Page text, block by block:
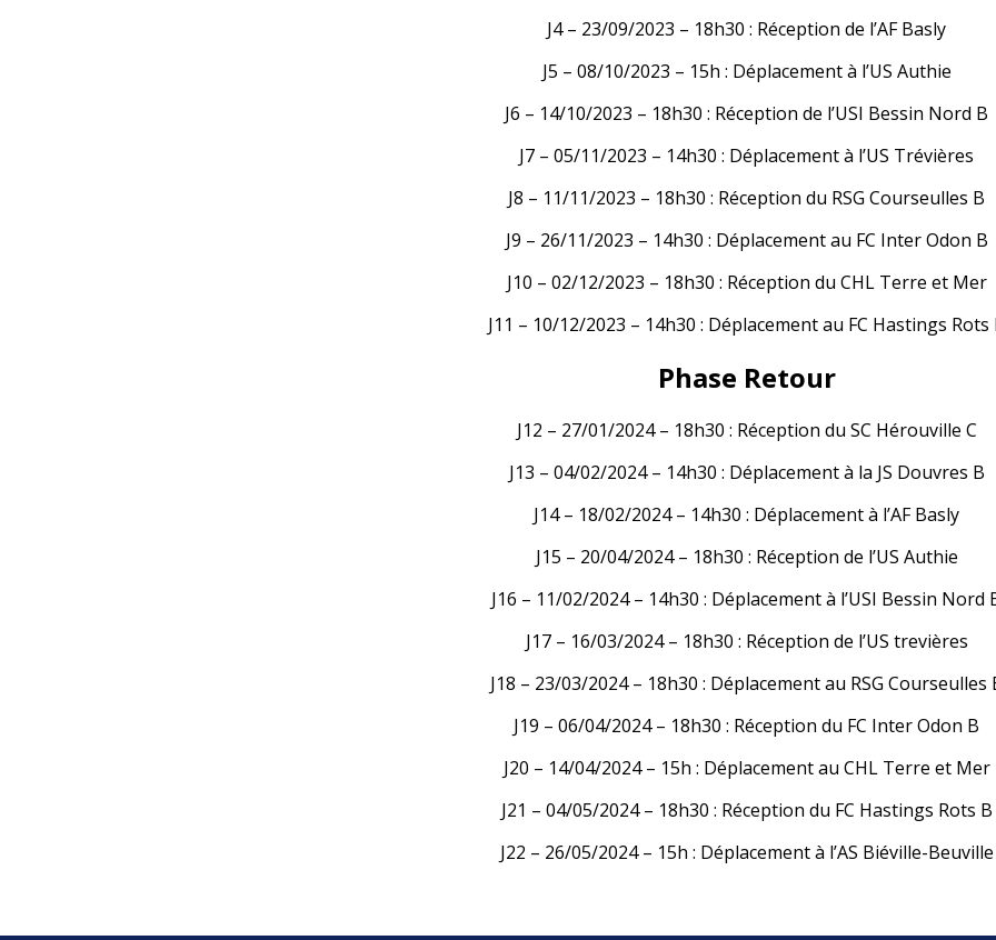
J4 – 23/09/2023 – 18h30 : Réception de l’AF Basly
J5 – 08/10/2023 – 15h : Déplacement à l’US Authie
J6 – 14/10/2023 – 18h30 : Réception de l’USI Bessin Nord B
J7 – 05/11/2023 – 14h30 : Déplacement à l’US Trévières
J8 – 11/11/2023 – 18h30 : Réception du RSG Courseulles B
J9 – 26/11/2023 – 14h30 : Déplacement au FC Inter Odon B
J10 – 02/12/2023 – 18h30 : Réception du CHL Terre et Mer
J11 – 10/12/2023 – 14h30 : Déplacement au FC Hastings Rots
Phase Retour
J12 – 27/01/2024 – 18h30 : Réception du SC Hérouville C
J13 – 04/02/2024 – 14h30 : Déplacement à la JS Douvres B
J14 – 18/02/2024 – 14h30 : Déplacement à l’AF Basly
J15 – 20/04/2024 – 18h30 : Réception de l’US Authie
J16 – 11/02/2024 – 14h30 : Déplacement à l’USI Bessin Nord
J17 – 16/03/2024 – 18h30 : Réception de l’US trevières
J18 – 23/03/2024 – 18h30 : Déplacement au RSG Courseulles
J19 – 06/04/2024 – 18h30 : Réception du FC Inter Odon B
J20 – 14/04/2024 – 15h : Déplacement au CHL Terre et Mer
J21 – 04/05/2024 – 18h30 : Réception du FC Hastings Rots B
J22 – 26/05/2024 – 15h : Déplacement à l’AS Biéville-Beuville